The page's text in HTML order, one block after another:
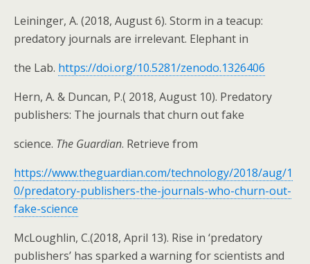
Leininger, A. (2018, August 6). Storm in a teacup:
predatory journals are irrelevant. Elephant in
the Lab. https://doi.org/10.5281/zenodo.1326406
Hern, A. & Duncan, P.( 2018, August 10). Predatory
publishers: The journals that churn out fake
science. The Guardian. Retrieve from
https://www.theguardian.com/technology/2018/aug/1
0/predatory-publishers-the-journals-who-churn-out-
fake-science
McLoughlin, C.(2018, April 13). Rise in ‘predatory
publishers’ has sparked a warning for scientists and